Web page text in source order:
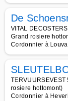
De
VITAL
Grand rosiere
Cordonnier à
rosiere hottomont)
Cordonnier à